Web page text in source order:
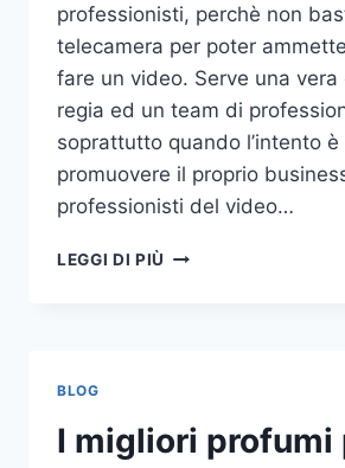
professionisti, perchè non
telecamera per poter
fare un video. Serve una vera
regia ed un team di
soprattutto quando l’intento
promuovere il proprio
professionisti del video…
LEGGI DI PIÙ
VIDEO
BLOG
I migliori profumi